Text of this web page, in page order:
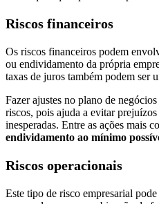
Riscos financeiros
Os riscos financeiros podem
ou endividamento da própria
taxas de juros também podem ser
Fazer ajustes no plano de
riscos, pois ajuda a evitar
inesperadas. Entre as ações mais
endividamento ao mínimo
Riscos operacionais
Este tipo de risco empresarial